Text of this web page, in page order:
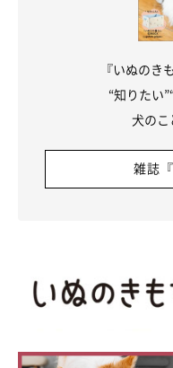
『いぬのき
“知りたい
犬のこ
雑誌